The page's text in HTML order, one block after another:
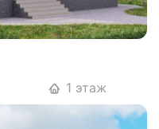
1 этаж